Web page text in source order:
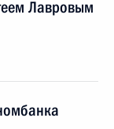
Лавровым